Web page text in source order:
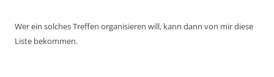
Wer ein solches Treffen organisieren will, kann dann von mir diese
Liste bekommen.